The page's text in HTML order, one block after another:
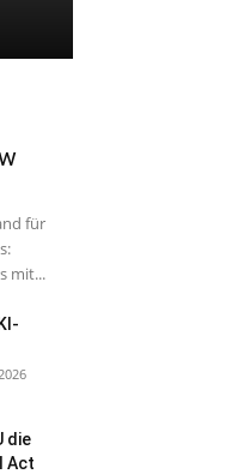
für
mit...
die
Act